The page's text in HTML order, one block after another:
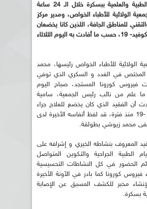
فقدت الأسرة الطبية والعلمية ببسكرة خلال الـ 24 ساعة
الولائية للأطباء الخواص، ومدير مركز
للمناطق الجافة، اللذين كانا يخضعان
للعلاج بمصلحة كوفيد- 19، حسب ما أفادت به اليوم الثلاثاء
الولائية للأطباء الخواص رئيسها، محمد
المختص في الغدد و السكري الذي توفي
فيروس كورونا المستجد، صباح اليوم
ما علم من نائب رئيس الجمعية، سامية
أن الفقيد الذي كان يخضع للعلاج جراء
إصابته بكوفيد- -19 منذ فترة، قد لفظ أنفاسه الأخيرة لدى
محمد زيوشي بطولقة.
المعروف بنشاطه الخيري و إشرافه على
الطبية الجراحية والتكوين المتواصل
الحضور في كل النشاطات التحسيسية
فيروس كورونا كما بادر في الآونة الأخيرة
مخبر للكشف المسبق عن الإصابة